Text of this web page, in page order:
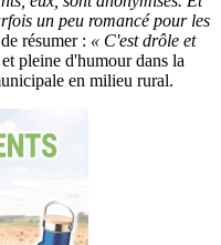
un peu romancé pour les
résumer : « C'est drôle et
pleine d'humour dans la
en milieu rural.